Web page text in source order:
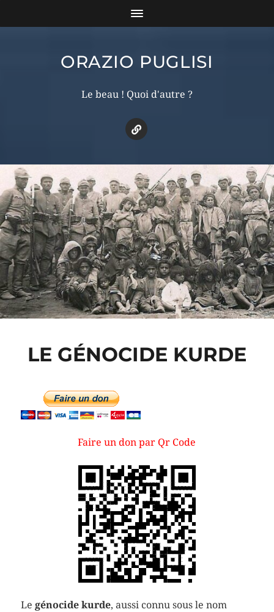
ORAZIO PUGLISI
Le beau ! Quoi d'autre ?
LE GÉNOCIDE KURDE
Faire un don par Qr Code
Le génocide kurde, aussi connu sous le nom